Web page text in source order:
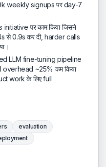
weekly signups पर day-7
पर काम किया जिसने
से 0.9s कर दी, harder calls
LLM fine-tuning pipeline
overhead ~25% कम किया
work के लिए full
evaluation